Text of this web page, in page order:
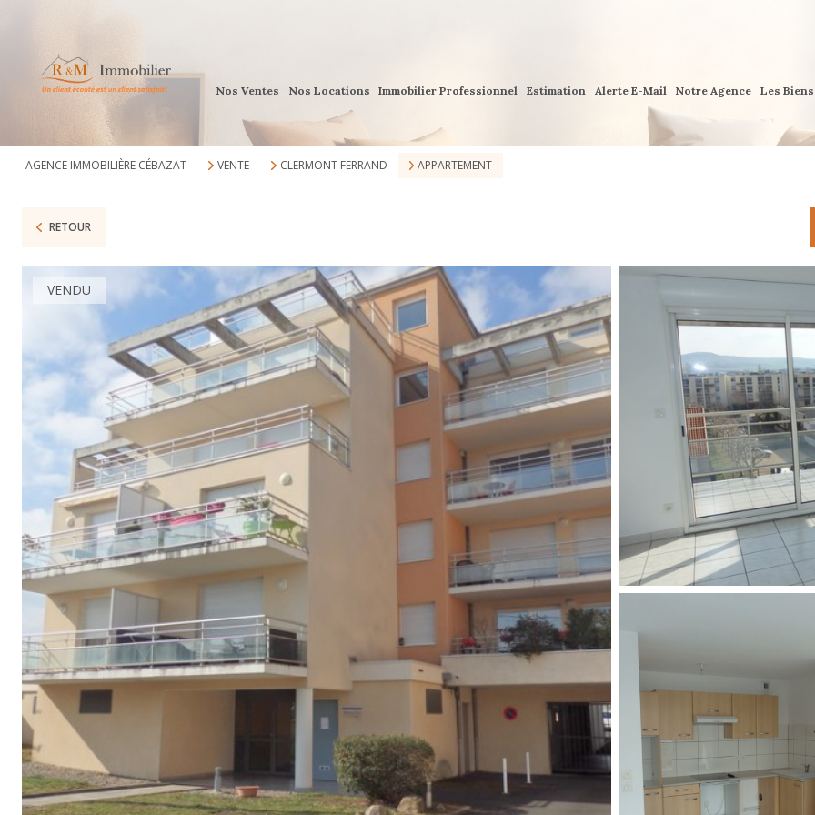
Nos Ventes Nos Locations Immobilier Professionnel Estimation Alerte E-Mail Notre Agence Les
AGENCE IMMOBILIÈRE CÉBAZAT VENTE CLERMONT FERRAND APPARTEMENT
RETOUR
VENDU